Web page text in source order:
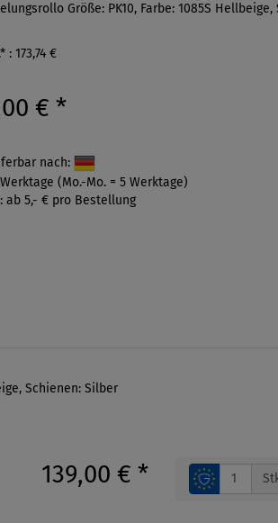
Größe: PK10, Farbe: 1085S
: 173,74 €
€ *
nach:
(Mo.-Mo. = 5 Werktage)
ab 5,- € pro Bestellung
Schienen: Silber
139,00 € *